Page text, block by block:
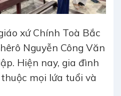
xứ Chính Toà Bắc
Nguyễn Công Văn
Hiện nay, gia đình
mọi lứa tuổi và